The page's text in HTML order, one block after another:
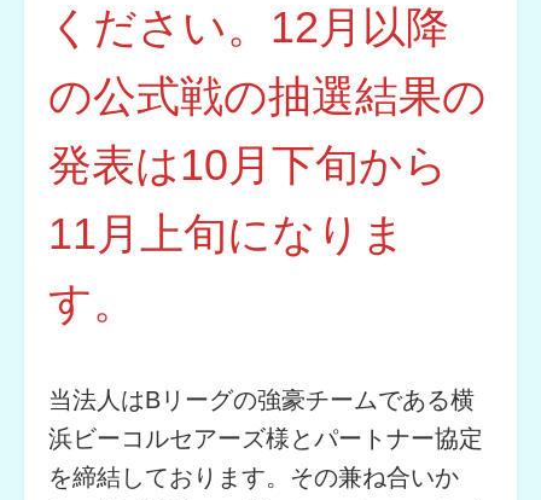
ください。12月以降
の公式戦の抽選結果の
発表は10月下旬から
11月上旬になりま
す。
当法人はBリーグの強豪チームである横
浜ビーコルセアーズ様とパートナー協定
を締結しております。その兼ね合いか